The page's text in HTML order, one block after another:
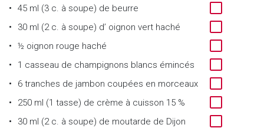
45 ml (3 c. à soupe) de beurre
30 ml (2 c. à soupe) d’ oignon vert haché
½ oignon rouge haché
1 casseau de champignons blancs émincés
6 tranches de jambon coupées en morceaux
250 ml (1 tasse) de crème à cuisson 15 %
30 ml (2 c. à soupe) de moutarde de Dijon